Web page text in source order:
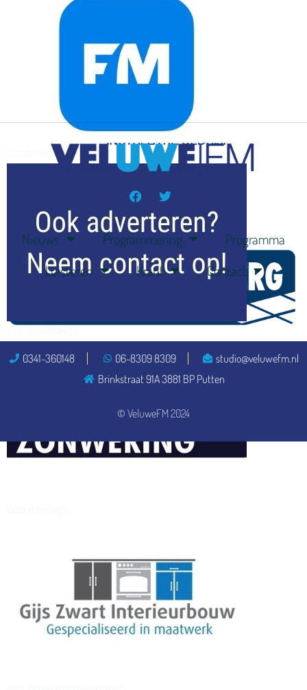
delangekortland
flitsmeister
Nieuws Programmering
Programma
Luisteren
Krant Contact
© VeluweFM 2024
0341-360148 06-8309 8309
studio@veluwefm.nl
Brinkstraat 91A 3881 BP Putten